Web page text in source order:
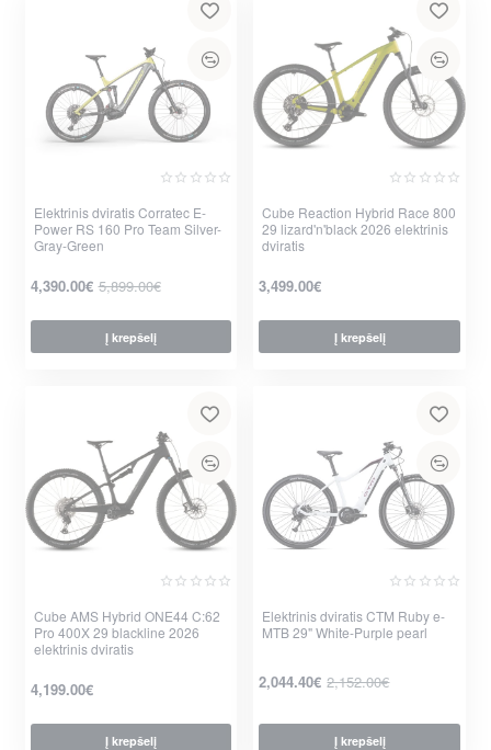
-26%
Elektrinis dviratis Corratec E-
Power RS 160 Pro Team Silver-
Gray-Green
4,390.00€ 5,899.00€
Į krepšelį
Nauja
Cube Reaction Hybrid Race 800
29 lizard'n'black 2026 elektrinis
dviratis
3,499.00€
Į krepšelį
Nauja
Cube AMS Hybrid ONE44 C:62
Pro 400X 29 blackline 2026
elektrinis dviratis
4,199.00€
Į krepšelį
-5%
Elektrinis dviratis CTM Ruby e-
MTB 29" White-Purple pearl
2,044.40€ 2,152.00€
Į krepšelį